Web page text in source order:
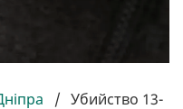
/ Убийство 13-